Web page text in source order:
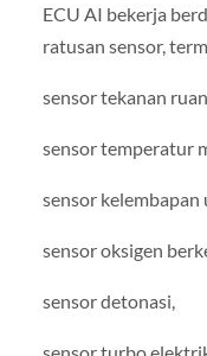
ECU AI bekerja
ratusan sensor,
sensor tekanan
sensor temperatur
sensor kelembapan
sensor oksigen
sensor detonasi,